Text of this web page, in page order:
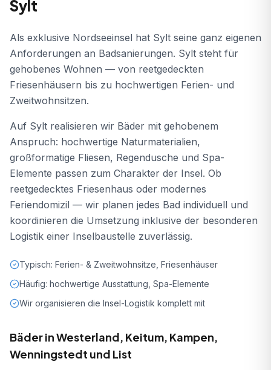
Sylt
Als exklusive Nordseeinsel hat Sylt seine ganz eigenen
Anforderungen an Badsanierungen. Sylt steht für
gehobenes Wohnen — von reetgedeckten
Friesenhäusern bis zu hochwertigen Ferien- und
Zweitwohnsitzen.
Auf Sylt realisieren wir Bäder mit gehobenem
Anspruch: hochwertige Naturmaterialien,
großformatige Fliesen, Regendusche und Spa-
Elemente passen zum Charakter der Insel. Ob
reetgedecktes Friesenhaus oder modernes
Feriendomizil — wir planen jedes Bad individuell und
koordinieren die Umsetzung inklusive der besonderen
Logistik einer Inselbaustelle zuverlässig.
Typisch: Ferien- & Zweitwohnsitze, Friesenhäuser
Häufig: hochwertige Ausstattung, Spa-Elemente
Wir organisieren die Insel-Logistik komplett mit
Bäder inWesterland, Keitum, Kampen,
Wenningstedt und List